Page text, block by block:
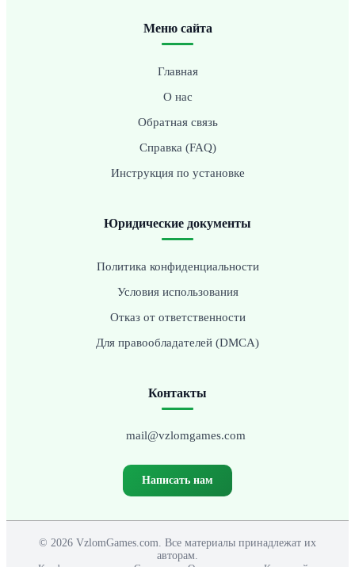
Меню сайта
Главная
О нас
Обратная связь
Справка (FAQ)
Инструкция по установке
Юридические документы
Политика конфиденциальности
Условия использования
Отказ от ответственности
Для правообладателей (DMCA)
Контакты
mail@vzlomgames.com
Написать нам
© 2026 VzlomGames.com. Все материалы принадлежат их
авторам.